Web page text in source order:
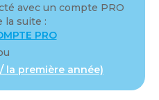
avec un compte PRO
la suite :
PRO
/ la première année)
de courriel